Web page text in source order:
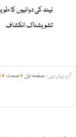
نیند کی دوائیوں کا
تشویشناک انکشاف
آپ یہاں ہیں: صفحہ اول صحت